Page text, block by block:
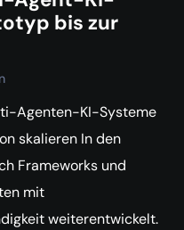
bis zur
Agenten-KI-Systeme
skalieren In den
Frameworks und
mit
weiterentwickelt.